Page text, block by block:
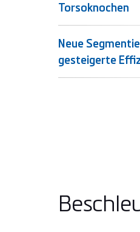
Torsoknochen
Neue
gesteigerte